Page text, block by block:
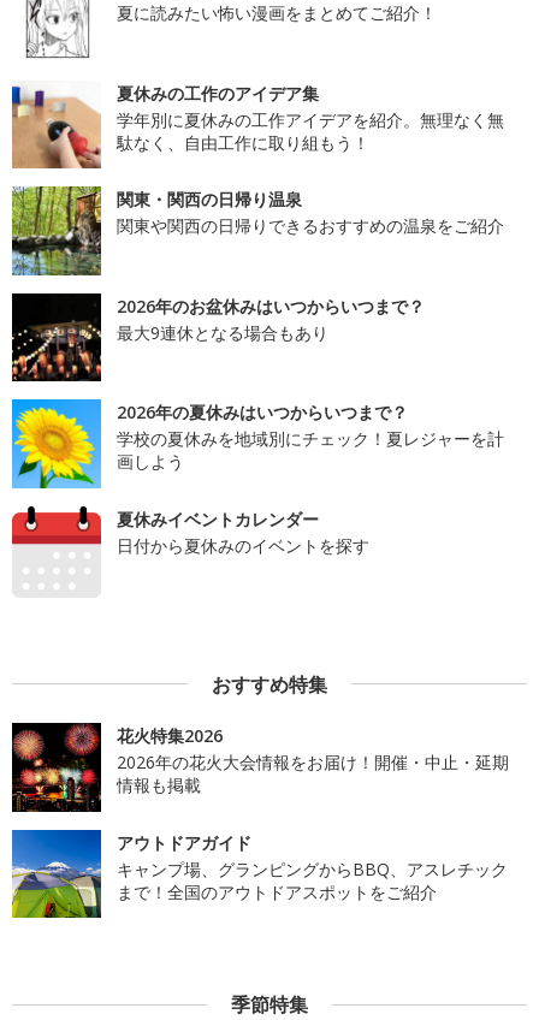
夏に読みたい怖い漫画をまとめてご紹介！
夏休みの工作のアイデア集
学年別に夏休みの工作アイデアを紹介。無理なく無
駄なく、自由工作に取り組もう！
関東・関西の日帰り温泉
関東や関西の日帰りできるおすすめの温泉をご紹介
2026年のお盆休みはいつからいつまで？
最大9連休となる場合もあり
2026年の夏休みはいつからいつまで？
学校の夏休みを地域別にチェック！夏レジャーを計
画しよう
夏休みイベントカレンダー
日付から夏休みのイベントを探す
おすすめ特集
花火特集2026
2026年の花火大会情報をお届け！開催・中止・延期
情報も掲載
アウトドアガイド
キャンプ場、グランピングからBBQ、アスレチック
まで！全国のアウトドアスポットをご紹介
季節特集